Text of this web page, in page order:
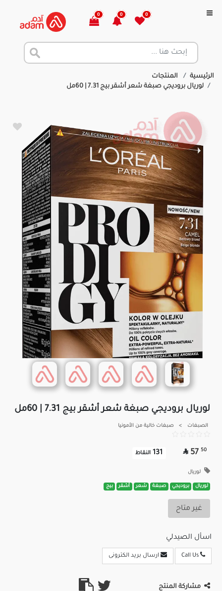
0
0
0
الرئيسية
المنتجات
لوريال بروديجي صبغة شعر أشقر بيج 7.31 | 60مل
لوريال بروديجي صبغة شعر أشقر بيج 7.31 | 60مل
الصبغات > صبغات خالية من الأمونيا
50
57

131 النقاط
لوريال
لوريال بروديجي صبغة شعر أشقر بيج
غير متاح
اسأل الصيدلي
ارسال بريد الكترونى
مشاركة المنتج